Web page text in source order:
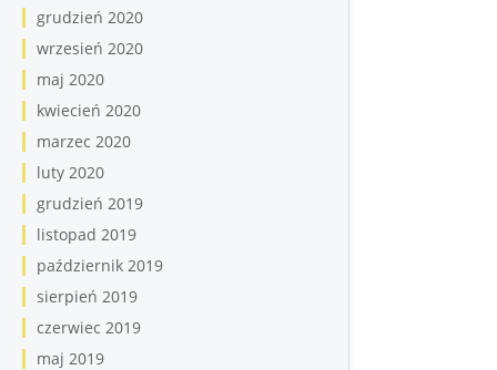
grudzień 2020
wrzesień 2020
maj 2020
kwiecień 2020
marzec 2020
luty 2020
grudzień 2019
listopad 2019
październik 2019
sierpień 2019
czerwiec 2019
maj 2019